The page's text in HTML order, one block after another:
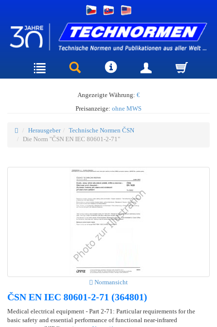
Angezeigte Währung: €
Preisanzeige: ohne MWS
Herausgeber
Technische Normen ČSN
Die Norm "ČSN EN IEC 80601-2-71"
Normansicht
ČSN EN IEC 80601-2-71 (364801)
Medical electrical equipment - Part 2-71: Particular requirements for the
basic safety and essential performance of functional near-infrared